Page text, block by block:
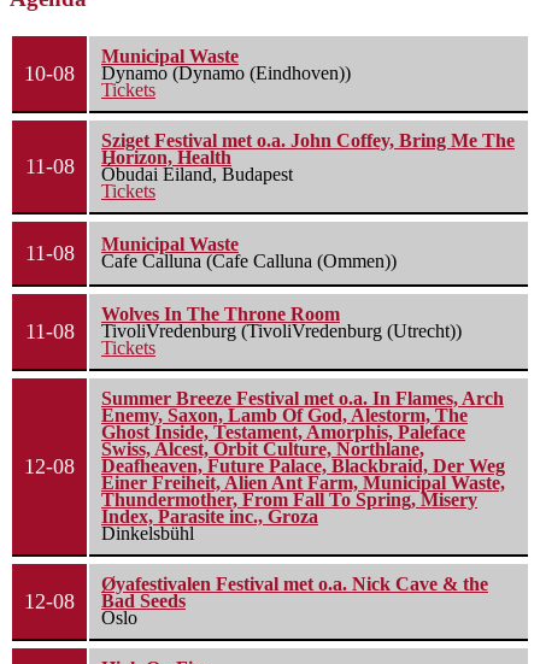
10-08
Municipal Waste
Dynamo (Dynamo (Eindhoven))
Tickets
11-08
Sziget Festival met o.a. John Coffey, Bring Me The
Horizon, Health
Óbudai Eiland, Budapest
Tickets
11-08
Municipal Waste
Cafe Calluna (Cafe Calluna (Ommen))
11-08
Wolves In The Throne Room
TivoliVredenburg (TivoliVredenburg (Utrecht))
Tickets
12-08
Summer Breeze Festival met o.a. In Flames, Arch
Enemy, Saxon, Lamb Of God, Alestorm, The
Ghost Inside, Testament, Amorphis, Paleface
Swiss, Alcest, Orbit Culture, Northlane,
Deafheaven, Future Palace, Blackbraid, Der Weg
Einer Freiheit, Alien Ant Farm, Municipal Waste,
Thundermother, From Fall To Spring, Misery
Index, Parasite inc., Groza
Dinkelsbühl
12-08
Øyafestivalen Festival met o.a. Nick Cave & the
Bad Seeds
Oslo